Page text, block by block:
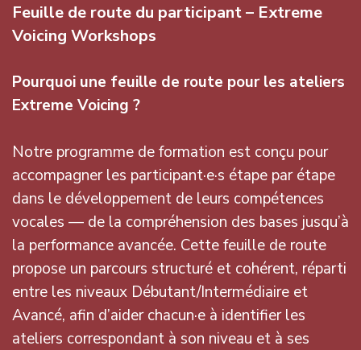
Feuille de route du participant – Extreme
Voicing Workshops
Pourquoi une feuille de route pour les ateliers
Extreme Voicing ?
Notre programme de formation est conçu pour
accompagner les participant·e·s étape par étape
dans le développement de leurs compétences
vocales — de la compréhension des bases jusqu’à
la performance avancée. Cette feuille de route
propose un parcours structuré et cohérent, réparti
entre les niveaux Débutant/Intermédiaire et
Avancé, afin d’aider chacun·e à identifier les
ateliers correspondant à son niveau et à ses